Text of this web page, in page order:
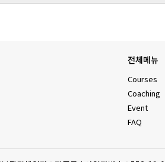
전체메뉴
Courses
Coaching
Event
FAQ